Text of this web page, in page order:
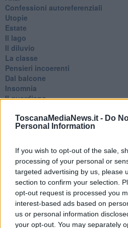
ToscanaMediaNews.it - Do
Personal Information
If you wish to opt-out of the sale,
processing of your personal or
targeted advertising by us, please
section to confirm your selection.
opt-out request is processed you
interest-based ads based on
us or personal information
your opt-out. You may separately
Confessioni autoreferenziali
Utopie
Estate
Il lago
Il diluvio
La classe
Pensieri incoerenti
Dal balcone
Insomnia
Il guardiano
Erodoto e Tucidide
Il padre della storia
L'evoluzione della specie
Il servizio
Riflessioni
L'Oscuro
Generazioni
Cristobal
Il paese dei balocchi
Ciò che resta